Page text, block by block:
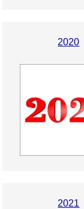
2020
2021